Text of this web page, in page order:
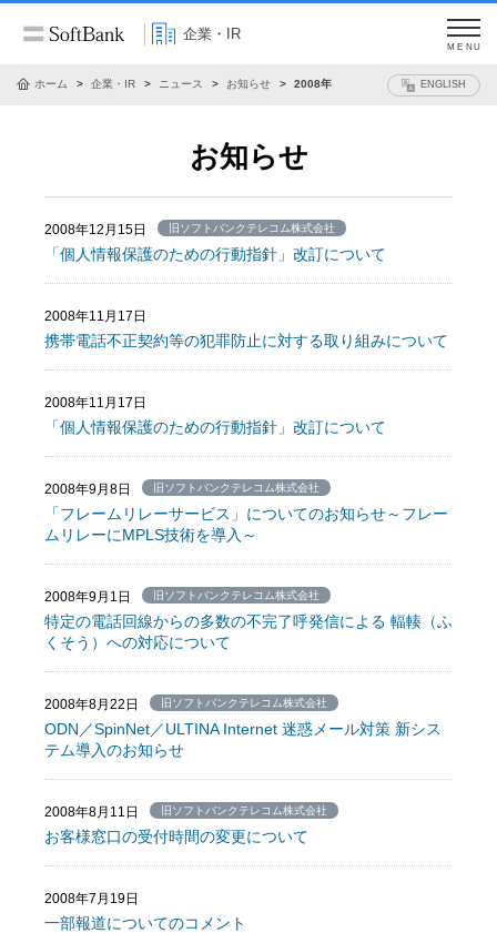
企業・IR
MENU
ホーム 企業・IR ニュース お知らせ 2008年 ENGLISH
お知らせ
2008年12月15日 旧ソフトバンクテレコム株式会社
「個人情報保護のための行動指針」改訂について
2008年11月17日
携帯電話不正契約等の犯罪防止に対する取り組みについて
2008年11月17日
「個人情報保護のための行動指針」改訂について
2008年9月8日 旧ソフトバンクテレコム株式会社
「フレームリレーサービス」についてのお知らせ～フレー
ムリレーにMPLS技術を導入～
2008年9月1日 旧ソフトバンクテレコム株式会社
特定の電話回線からの多数の不完了呼発信による 輻輳（ふ
くそう）への対応について
2008年8月22日 旧ソフトバンクテレコム株式会社
ODN／SpinNet／ULTINA Internet 迷惑メール対策 新シス
テム導入のお知らせ
2008年8月11日 旧ソフトバンクテレコム株式会社
お客様窓口の受付時間の変更について
2008年7月19日
一部報道についてのコメント